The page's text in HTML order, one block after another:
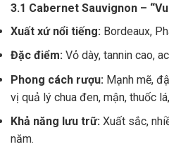
3.1 Cabernet Sauvignon –
Xuất xứ nổi tiếng: Bordeaux,
Đặc điểm: Vỏ dày, tannin cao,
Phong cách rượu: Mạnh mẽ,
vị quả lý chua đen, mận, thuốc
Khả năng lưu trữ: Xuất sắc,
năm.